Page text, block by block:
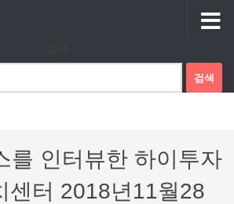
색:
를 인터뷰한 하이투자
센터 2018년11월28